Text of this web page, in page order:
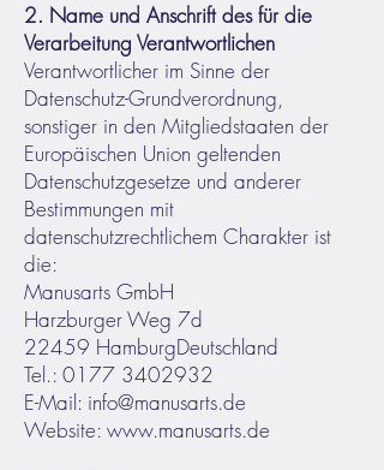
2. Name und Anschrift des für die
Verarbeitung Verantwortlichen
Verantwortlicher im Sinne der
Datenschutz-Grundverordnung,
sonstiger in den Mitgliedstaaten der
Europäischen Union geltenden
Datenschutzgesetze und anderer
Bestimmungen mit
datenschutzrechtlichem Charakter ist
die:
Manusarts GmbH
Harzburger Weg 7d
22459 HamburgDeutschland
Tel.: 0177 3402932
E-Mail: info@manusarts.de
Website: www.manusarts.de